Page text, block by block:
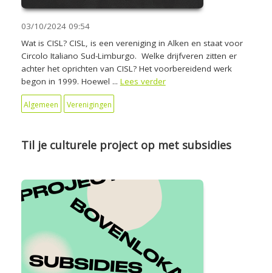
03/10/2024 09:54
Wat is CISL? CISL, is een vereniging in Alken en staat voor
Circolo Italiano Sud-Limburgo. Welke drijfveren zitten er
achter het oprichten van CISL? Het voorbereidend werk
begon in 1999. Hoewel ... Lees verder
Algemeen Verenigingen
Til je culturele project op met subsidies